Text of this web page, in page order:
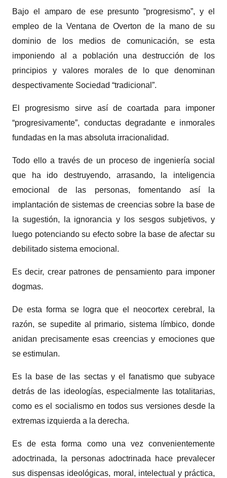
Bajo el amparo de ese presunto ”progresismo”, y el
empleo de la Ventana de Overton de la mano de su
dominio de los medios de comunicación, se esta
imponiendo al a población una destrucción de los
principios y valores morales de lo que denominan
despectivamente Sociedad “tradicional”.
El progresismo sirve así de coartada para imponer
“progresivamente”, conductas degradante e inmorales
fundadas en la mas absoluta irracionalidad.
Todo ello a través de un proceso de ingeniería social
que ha ido destruyendo, arrasando, la inteligencia
emocional de las personas, fomentando así la
implantación de sistemas de creencias sobre la base de
la sugestión, la ignorancia y los sesgos subjetivos, y
luego potenciando su efecto sobre la base de afectar su
debilitado sistema emocional.
Es decir, crear patrones de pensamiento para imponer
dogmas.
De esta forma se logra que el neocortex cerebral, la
razón, se supedite al primario, sistema límbico, donde
anidan precisamente esas creencias y emociones que
se estimulan.
Es la base de las sectas y el fanatismo que subyace
detrás de las ideologías, especialmente las totalitarias,
como es el socialismo en todos sus versiones desde la
extremas izquierda a la derecha.
Es de esta forma como una vez convenientemente
adoctrinada, la personas adoctrinada hace prevalecer
sus dispensas ideológicas, moral, intelectual y práctica,